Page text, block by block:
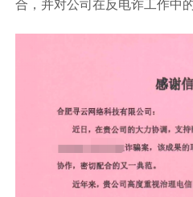
合，并对公司在反电诈工作中